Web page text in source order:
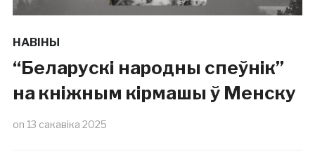
НАВІНЫ
“Беларускі народны спеўнік”
на кніжным кірмашы ў Менску
on 13 сакавіка 2025